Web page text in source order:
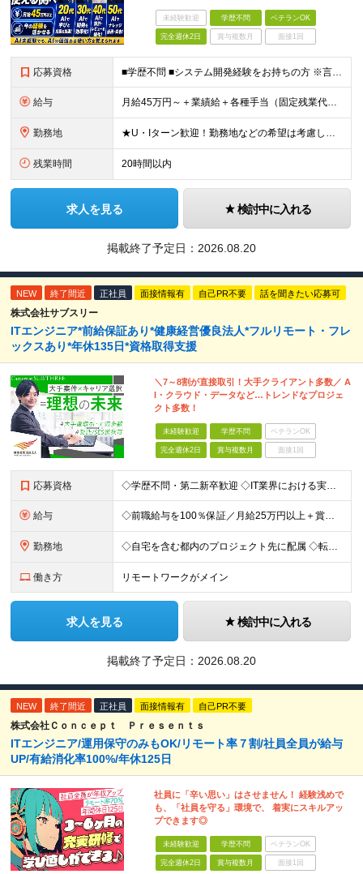
未経験歓迎 学歴不問 ベテランOK
完全週休2日 賞与複数月 面接1回
応募資格 ■学歴不問 ■システム開発経験をお持ちの方 ※言語・工程・業界は問いません 開発経験者は月給45万円以上保証 「給与も、仕事のやりがいも大切にしたい」 「今の開発経験を活かして給与を上げたい」 「
給与 月給45万円～＋業績給＋各種手当（固定残業代含む） ※経験・実績に応じ、当社規定により優遇 ※固定残業代として、月36時間分／9万8775円～を含みます。 ※超過分は別途支給いたします。 ※残業代と
勤務地 ★U・Iターン歓迎！勤務地などの希望は考慮します ★転勤ナシ 【大阪本社】 大阪府大阪市西区江戸堀2-2-1 アズワン別館8F 【東京事業所】 東京都新宿区四谷4-6-10 ビクトリアセンタービル
残業時間 20時間以内
求人を見る 検討中に入れる
掲載終了予定日： 2026.08.20
NEW 終了間近 正社員 面接情報有 自己PR不要 話を聞きたい応募可
株式会社サブスリー
ITエンジニア*前給保証あり*健康経営優良法人*フルリモート・フレ
ックスあり*年休135日*資格取得支援
＼7～8割が直接取引！大手クライアント多数／ A
I・クラウド・データなど…トレンドなプロジェ
クト多数！
未経験歓迎 学歴不問 ベテランOK
完全週休2日 賞与複数月 面接1回
応募資格 ◇学歴不問・第二新卒歓迎 ◇IT業界における実務経験がある方（言語、工程、年数不問） ◇経験者・30歳以下の方は『書類選考無しの面接確約』 ☆経験者は『書類選考無しの面接確約』をお約束！ PM／PL
給与 ◇前職給与を100％保証／月給25万円以上＋賞与年2回＋各種手当 ・残業代と交通費は別途支給 ・退職金や住宅手当など…福利厚生も充実！ 【経験者は経験・スキルに応じて優遇します】 開発経験1年以上：
勤務地 ◇自宅を含む都内のプロジェクト先に配属 ◇転勤なし！プロジェクトは都内が95％以上が23区内 ◇フルリモート案件あり ■水道橋オフィス／東京都千代田区神田三崎町3-5-9 天翔オフィス水道橋7F └
働き方 リモートワークがメイン
求人を見る 検討中に入れる
掲載終了予定日： 2026.08.20
NEW 終了間近 正社員 面接情報有 自己PR不要
株式会社Ｃｏｎｃｅｐｔ Ｐｒｅｓｅｎｔｓ
ITエンジニア/運用保守のみもOK/リモート率７割/社員全員が給与
UP/有給消化率100%/年休125日
社員に「辛い思い」はさせません！ 経験浅めで
も、「社員を守る」環境で、 着実にスキルアッ
プできます◎
未経験歓迎 学歴不問 ベテランOK
完全週休2日 賞与複数月 面接1回